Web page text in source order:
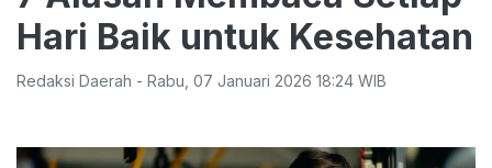
Hari Baik untuk Kesehatan
Redaksi Daerah - Rabu 07 Januari 2026 18:24 WIB